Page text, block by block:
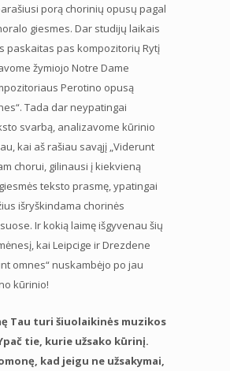
porą chorinių opusų pagal
giesmes. Dar studijų laikais
paskaitas pas kompozitorių Rytį
žymiojo Notre Dame
Perotino opusą
Tada dar neypatingai
svarbą, analizavome kūrinio
kai aš rašiau savąjį „Viderunt
chorui, gilinausi į kiekvieną
teksto prasmę, ypatingai
išryškindama chorinės
Ir kokią laimę išgyvenau šių
kai Leipcige ir Drezdene
omnes“ nuskambėjo po jau
kūrinio!
Tau turi šiuolaikinės muzikos
tie, kurie užsako kūrinį.
kad jeigu ne užsakymai,